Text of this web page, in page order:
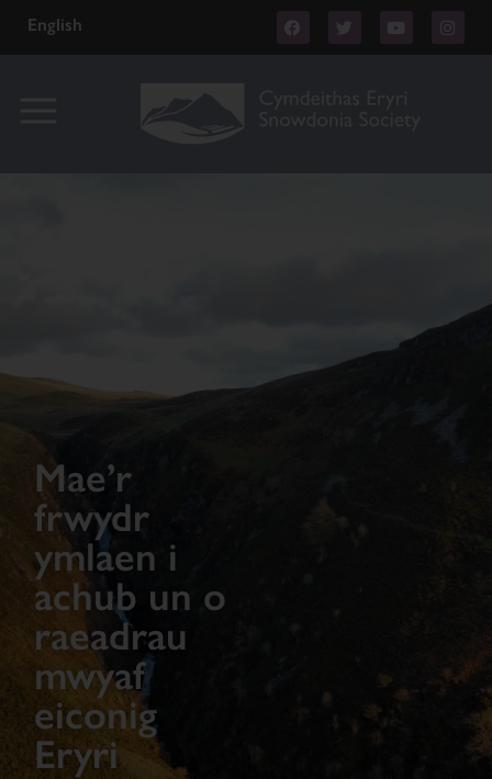
English
Mae’r
frwydr
ymlaen i
achub un o
raeadrau
mwyaf
eiconig
Eryri